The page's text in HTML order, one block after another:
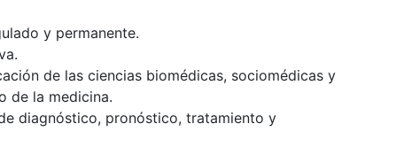
y permanente.
de las ciencias biomédicas, sociomédicas y
de la medicina.
diagnóstico, pronóstico, tratamiento y